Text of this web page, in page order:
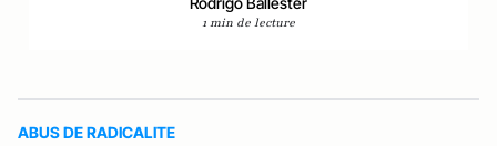
1 min de lecture
ABUS DE RADICALITE